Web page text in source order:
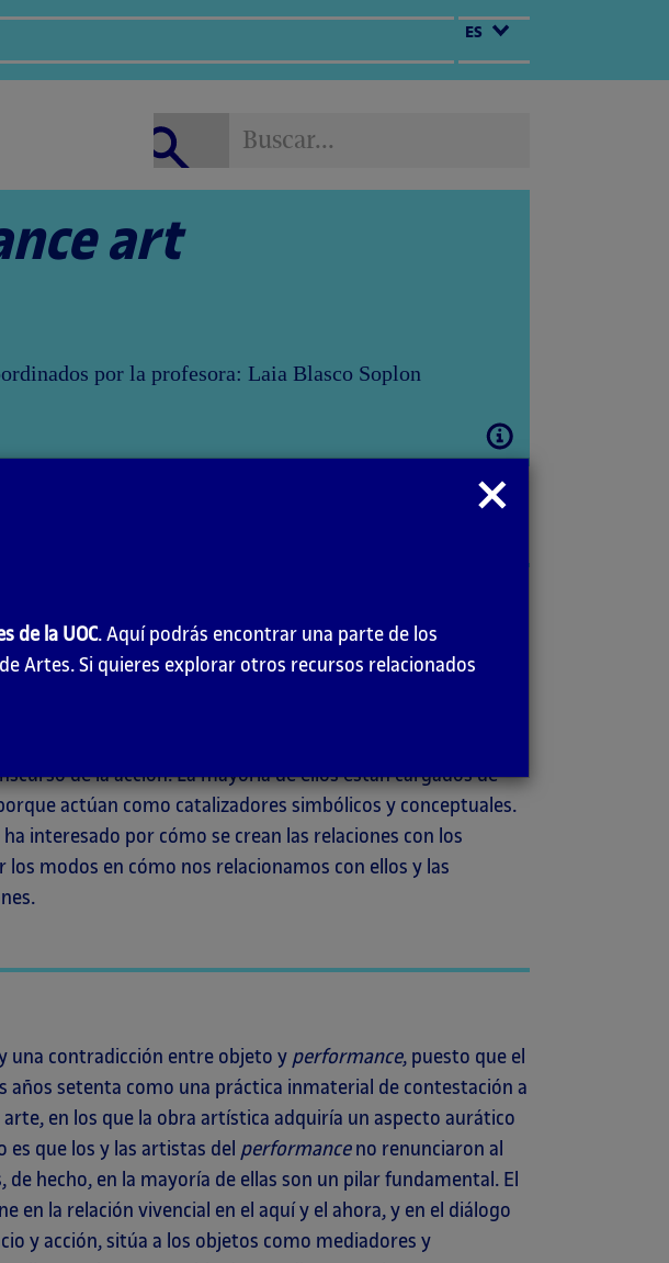
ES
Buscar...
art
por la profesora: Laia Blasco Soplon
Abrir
modal
elemento de partida en el performance art
, junto con el cual
la copresencia, el tiempo, etc., los objetos y
un papel clave, ya sea usando objetos existentes (desde
de la acción. La mayoría de ellos están cargados de
actúan como catalizadores simbólicos y conceptuales.
interesado por cómo se crean las relaciones con los
modos en cómo nos relacionamos con ellos y las
una contradicción entre objeto y performance, puesto que el
años setenta como una práctica inmaterial de contestación a
arte, en los que la obra artística adquiría un aspecto aurático
que los y las artistas del performanceno renunciaron al
de hecho, en la mayoría de ellas son un pilar fundamental. El
en la relación vivencial en el aquí y el ahora, y en el diálogo
y acción, sitúa a los objetos como mediadores y
Cerrar
modal
de la UOC. Aquí podrás encontrar una parte de los
Artes. Si quieres explorar otros recursos relacionados